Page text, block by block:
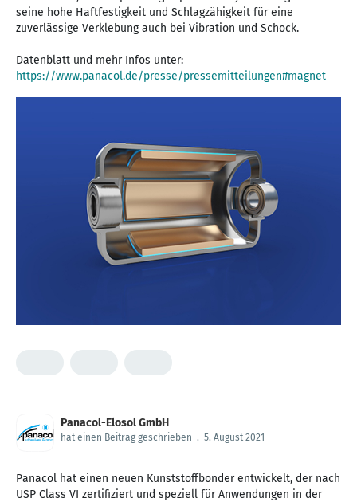
seine hohe Haftfestigkeit und Schlagzähigkeit für eine
zuverlässige Verklebung auch bei Vibration und Schock.
Datenblatt und mehr Infos unter:
https://www.panacol.de/presse/pressemitteilungen#magnet
Panacol-Elosol GmbH
hat einen Beitrag geschrieben . 5. August 2021
Panacol hat einen neuen Kunststoffbonder entwickelt, der nach
USP Class VI zertifiziert und speziell für Anwendungen in der